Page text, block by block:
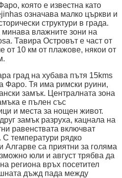
която е известна като
означава малко църкви и
структури в града.
влажните зони на
Тавира Островът е част от
от 10 км от плажове, някои от
град на хубава пътя 15kms
Фаро. Тя има римски руини,
замък. Централната зона
е пълен със
и места за нощен живот.
замък разруха, кацнала на
равенствата включват
температури рядко
Алгарве са приятни за голяма
юли и август трябва да
региона връх посетител
дъжд пада между